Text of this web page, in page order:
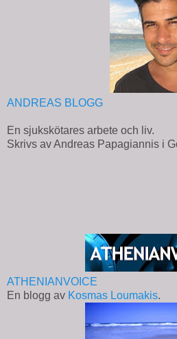
ANDREAS BLOGG
En sjukskötares arbete och liv.
Skrivs av Andreas Papagiannis i
ATHENIANVOICE
En blogg av Kosmas Loumakis.